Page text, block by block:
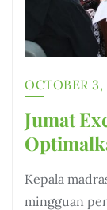
OCTOBER 3,
Jumat
Kepala
mingguan